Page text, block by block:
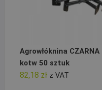
Agrowłóknina
kotw 50 sztuk
82,18 zł z VAT